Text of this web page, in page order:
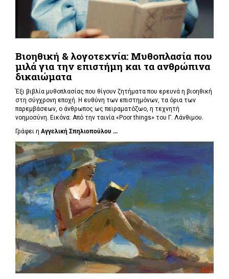
Βιοηθική & λογοτεχνία: Μυθοπλασία που
μιλά για την επιστήμη και τα ανθρώπινα
δικαιώματα
Έξι βιβλία μυθοπλασίας που θίγουν ζητήματα που ερευνά η βιοηθική
στη σύγχρονη εποχή. Η ευθύνη των επιστημόνων, τα όρια των
παρεμβάσεων, ο άνθρωπος ως πειραματόζωο, η τεχνητή
νοημοσύνη. Εικόνα: Από την ταινία «Poor things» του Γ. Λάνθιμου.
Γράφει η Αγγελική Σπηλιοπούλου ...